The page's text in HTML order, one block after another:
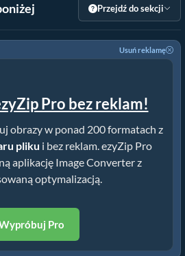
Przejdź do sekcji
Usuń reklamę
Pro bez reklam!
obrazy w ponad 200 formatach z
pliku i bez reklam. ezyZip Pro
aplikację Image Converter z
optymalizacją.
Pro